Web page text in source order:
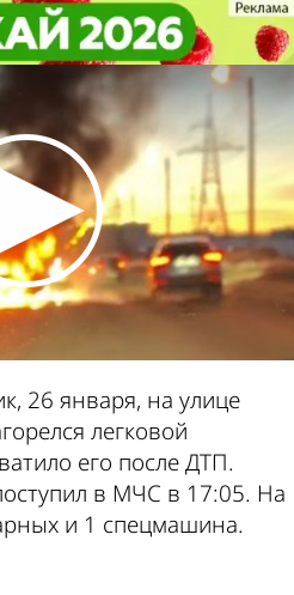
Строителей в Пензе
легковой автомобиль
26 января, на улице
легковой
его после ДТП.
в МЧС в 17:05. На
и 1 спецмашина.
Строителей в Пензе
легковой автомобиль
по